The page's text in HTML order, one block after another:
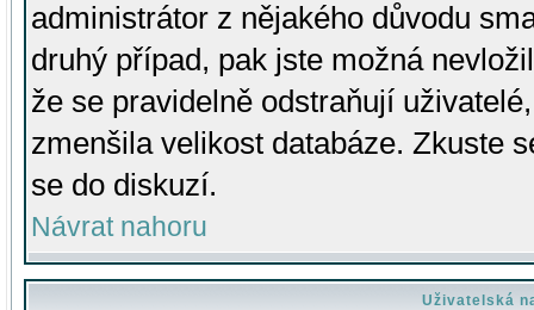
administrátor z nějakého důvodu
druhý případ, pak jste možná
že se pravidelně odstraňují
zmenšila velikost databáze. Zkuste
se do diskuzí.
Návrat nahoru
Uživatelská